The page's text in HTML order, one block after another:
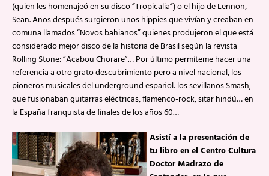
(quien les homenajeó en su disco “Tropicalia”) o el hijo de Lennon,
Sean. Años después surgieron unos hippies que vivían y creaban en
comuna llamados “Novos bahianos” quienes produjeron el que está
considerado mejor disco de la historia de Brasil según la revista
Rolling Stone: “Acabou Chorare”… Por último permíteme hacer una
referencia a otro grato descubrimiento pero a nivel nacional, los
pioneros musicales del underground español: los sevillanos Smash,
que fusionaban guitarras eléctricas, flamenco-rock, sitar hindú… en
la España franquista de finales de los años 60…
Asistí a la presentación de
tu libro en el Centro Cultura
Doctor Madrazo de